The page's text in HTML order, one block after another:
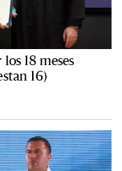
18 meses
16)